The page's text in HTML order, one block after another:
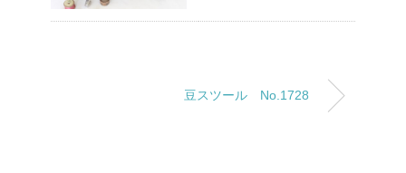
豆スツール No.1728